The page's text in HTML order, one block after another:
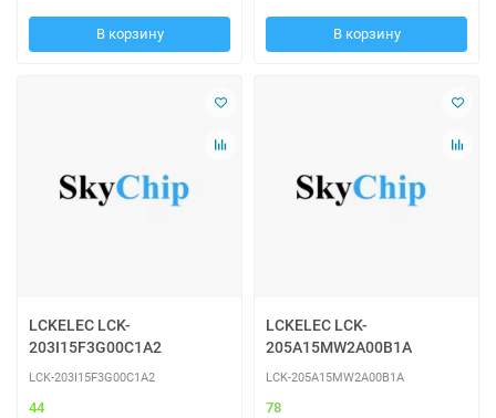
В корзину В корзину
LCKELEC LCK-
203I15F3G00C1A2
LCK-203I15F3G00C1A2
44
LCKELEC LCK-
205A15MW2A00B1A
LCK-205A15MW2A00B1A
78